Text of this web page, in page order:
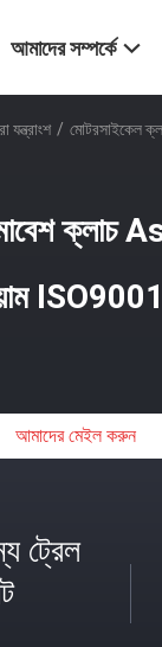
আমাদের সম্পর্কে
যন্ত্রাংশ / মোটরসাইকেল
আমাদের মেইল ​​করুন
ট্রেল